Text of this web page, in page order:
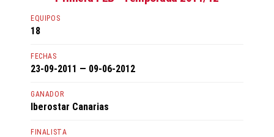
EQUIPOS
18
FECHAS
23-09-2011 — 09-06-2012
GANADOR
Iberostar Canarias
FINALISTA